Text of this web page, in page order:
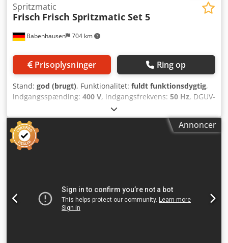
Babenhausen 704 km
Spritzmatic
Frisch Frisch Spritzmatic Set 5
Prisoplysninger Ring op
Stand: god (brugt), Funktionalitet: fuldt funktionsdygtig,
indgangsspænding: 400 V, indgangsfrekvens: 50 Hz, DGUV-
, type indgangsstrøm:
Frisch Spritzmatik Sæt 5 Frisch Spritzmatic
Universalmaskine Udførelse i rustfrit stål 1
materialbeholder Vandrensning Maskinen er mobil
Tilslutning 400V, 9 kW, 32A-CEE-stik Brugt maskine Dodpfx
Annoncer